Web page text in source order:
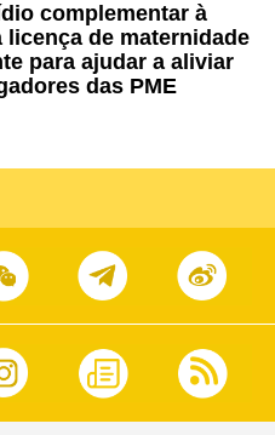
complementar à
licença de maternidade
para ajudar a aliviar
das PME